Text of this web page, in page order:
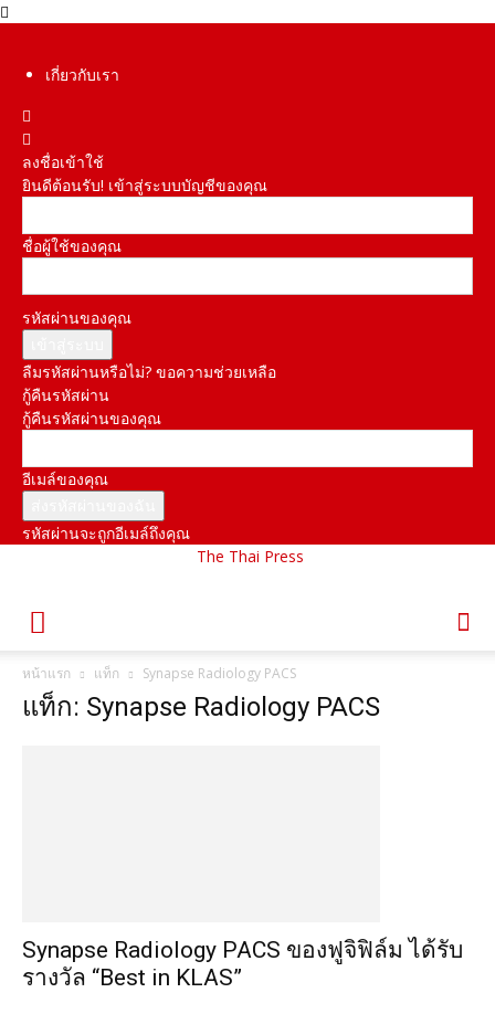
เกี่ยวกับเรา
ลงชื่อเข้าใช้
ยินดีต้อนรับ! เข้าสู่ระบบบัญชีของคุณ
ชื่อผู้ใช้ของคุณ
รหัสผ่านของคุณ
ลืมรหัสผ่านหรือไม่? ขอความช่วยเหลือ
กู้คืนรหัสผ่าน
กู้คืนรหัสผ่านของคุณ
อีเมล์ของคุณ
รหัสผ่านจะถูกอีเมล์ถึงคุณ
The Thai Press
หน้าแรก แท็ก Synapse Radiology PACS
แท็ก: Synapse Radiology PACS
Synapse Radiology PACS ของฟูจิฟิล์ม ได้รับ
รางวัล “Best in KLAS”